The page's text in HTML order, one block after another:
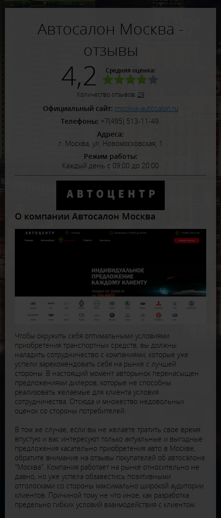
Автосалон Москва -
отзывы
Средняя оценка:
4,2
Количество отзывов: 29
Официальный сайт: moskva-autosalon.ru
Телефоны: +7(495) 513-11-49.
Адреса:
г. Москва, ул. Новомосковская, 1
Режим работы:
Каждый день с 09:00 до 20:00
О компании Автосалон Москва
Чтобы окружить себя оптимальными условиями
приобретения транспортных средств, вы должны
наладить сотрудничество с компаниями, которые уже
успели зарекомендовать себя на рынке с лучшей
стороны. В настоящий момент авторынок перенасыщен
предложениями дилеров, которые не способны
реализовать желаемые для клиента условия
сотрудничества. Отсюда и множество недовольных
оценок со стороны потребителей.
В том же случае, если вы не желаете тратить свое время
впустую и вас интересуют только актуальные и выгодные
предложения касательно приобретения авто в Москве,
обратите внимание на отзывы покупателей об автосалоне
"Москва". Компания работает на рынке относительно не
давно, но уже успела обзавестись позитивными
отголосками со стороны максимально широкой аудитории
клиентов. Причиной тому не что иное, как разработка
предельно гибких условий взаимодействия с клиентом.